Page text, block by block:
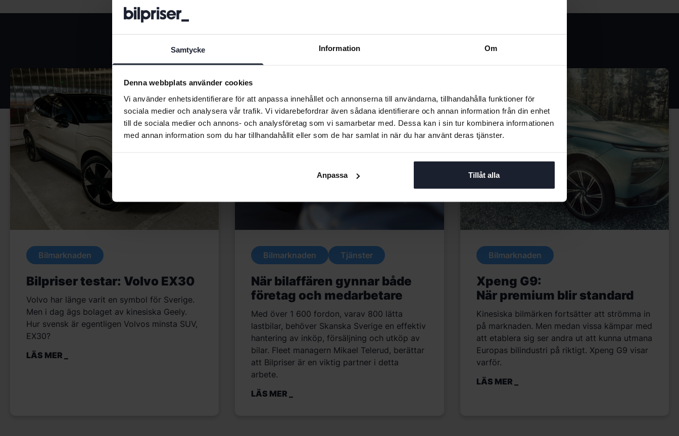
Samtycke Information Om
Denna webbplats använder cookies
Vi använder enhetsidentifierare för att anpassa innehållet och annonserna till användarna, tillhandahålla funktioner för
sociala medier och analysera vår trafik. Vi vidarebefordrar även sådana identifierare och annan information från din enhet
till de sociala medier och annons- och analysföretag som vi samarbetar med. Dessa kan i sin tur kombinera informationen
med annan information som du har tillhandahållit eller som de har samlat in när du har använt deras tjänster.
Anpassa Tillåt alla
LÄS MER
Bilmarknaden
Bilpriser testar: Volvo EX30
Volvo har länge varit en symbol för Sverige.
Men i dag ägs bolaget av kinesiska Geely.
Hur svensk är egentligen Volvos minsta SUV,
EX30?
LÄS MER
Bilmarknaden Tjänster
När bilaffären gynnar både
företag och medarbetare
Med över 1 600 fordon, varav 800 lätta
lastbilar, behöver Skanska Sverige en effektiv
hantering av inköp, försäljning och utköp av
bilar. Fleet managern Mikael Telerud, berättar
att Bilpriser är en viktig partner i detta
arbete.
LÄS MER
Bilmarknaden
Xpeng G9:
När premium blir standard
Kinesiska bilmärken fortsätter att strömma in
på marknaden. Men medan vissa kämpar med
att etablera sig ser andra ut att kunna utmana
Europas bilindustri på riktigt. Xpeng G9 visar
varför.
LÄS MER